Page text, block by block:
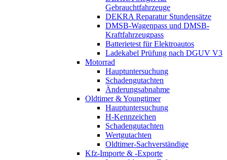
Gebrauchtfahrzeuge
DEKRA Reparatur Stundensätze
DMSB-Wagenpass und DMSB-
Kraftfahrzeugpass
Batterietest für Elektroautos
Ladekabel Prüfung nach DGUV V3
Motorrad
Hauptuntersuchung
Schadengutachten
Änderungsabnahme
Oldtimer & Youngtimer
Hauptuntersuchung
H-Kennzeichen
Schadengutachten
Wertgutachten
Oldtimer-Sachverständige
Kfz-Importe & -Exporte